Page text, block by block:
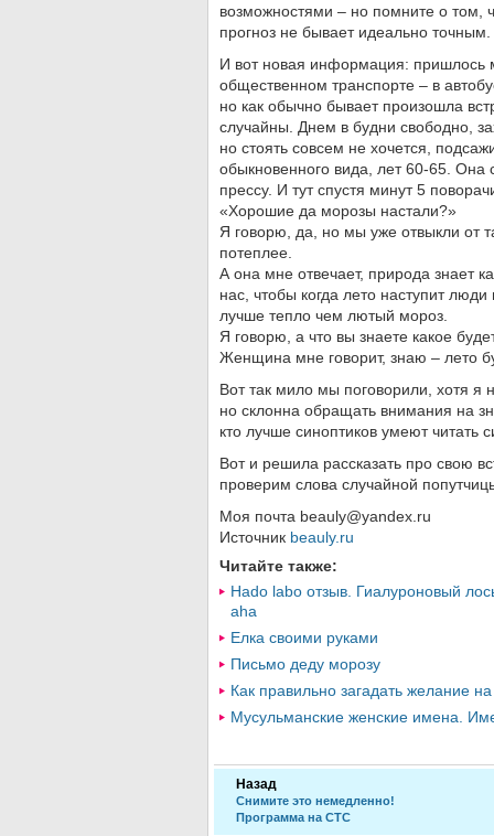
возможностями – но помните о том,
прогноз не бывает идеально точным.
И вот новая информация: пришлось
общественном транспорте – в
но как обычно бывает произошла
случайны. Днем в будни свободно,
но стоять совсем не хочется,
обыкновенного вида, лет 60-65. Она
прессу. И тут спустя минут 5
«Хорошие да морозы настали?»
Я говорю, да, но мы уже отвыкли от
потеплее.
А она мне отвечает, природа знает
нас, чтобы когда лето наступит
лучше тепло чем лютый мороз.
Я говорю, а что вы знаете какое
Женщина мне говорит, знаю – лето
Вот так мило мы поговорили, хотя я
но склонна обращать внимания на
кто лучше синоптиков умеют читать
Вот и решила рассказать про свою
проверим слова случайной
Моя почта beauly@yandex.ru
Источник beauly.ru
Читайте также:
Hado labo отзыв. Гиалуроновый
aha
Елка своими руками
Письмо деду морозу
Как правильно загадать желание
Мусульманские женские имена.
Назад
Снимите это немедленно!
Программа на СТС